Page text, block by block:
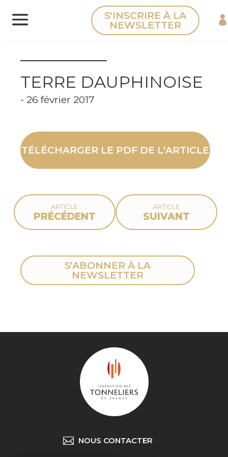
Panneau de gestion des cookies
S'INSCRIRE À LA
NEWSLETTER
TERRE DAUPHINOISE
- 26 février 2017
TÉLÉCHARGER LE PDF DE L'ARTICLE
ARTICLE
PRÉCÉDENT
ARTICLE
SUIVANT
S'ABONNER À LA
NEWSLETTER
NOUS CONTACTER